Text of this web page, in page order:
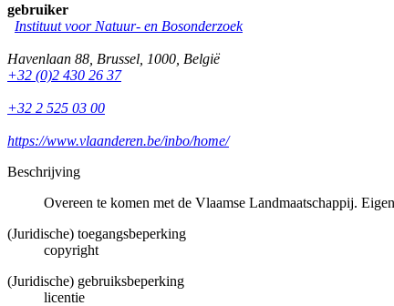
gebruiker
Instituut voor Natuur- en Bosonderzoek
Havenlaan 88 Brussel 1000 België
+32 (0)2 430 26 37
+32 2 525 03 00
https://www.vlaanderen.be/inbo/home/
Beschrijving
Overeen te komen met de Vlaamse Landmaatschappij.
(Juridische) toegangsbeperking
copyright
(Juridische) gebruiksbeperking
licentie